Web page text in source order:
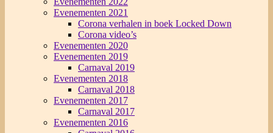
Evenementen 2021
Corona verhalen in boek Locked Down
Corona video’s
Evenementen 2020
Evenementen 2019
Carnaval 2019
Evenementen 2018
Carnaval 2018
Evenementen 2017
Carnaval 2017
Evenementen 2016